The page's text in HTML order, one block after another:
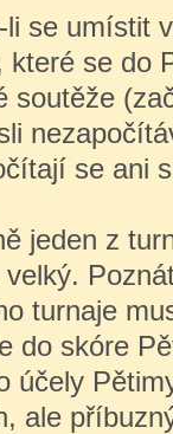
li se umístit
které se do
soutěže
se ani
jeden z
velký.
turnaje
do skóre
účely
ale